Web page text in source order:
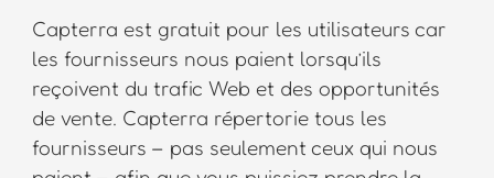
Capterra est gratuit pour les utilisateurs car
les fournisseurs nous paient lorsqu’ils
reçoivent du trafic Web et des opportunités
de vente. Capterra répertorie tous les
fournisseurs – pas seulement ceux qui nous